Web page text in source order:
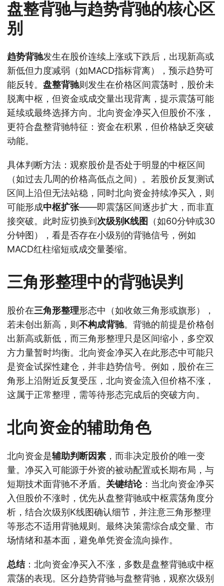
盘整背驰与趋势背驰的核心区
别
趋势背驰发生在股价连续上涨或下跌后，出现新高或
新低但力度减弱（如MACD指标背离），预示趋势可
能反转。 盘整背驰则发生在价格区间震荡时，股价未
脱离中枢，但资金或成交量出现背离，提示震荡可能
延续或最终选择方向。北向资金净买入但股价不涨，
更符合盘整背驰特征：资金在积累，但价格缺乏突破
动能。
具体判断方法：观察股价是否处于明显的中枢区间
（如过去几周的价格高低点之间）。若股价反复测试
区间上沿但无法站稳，同时北向资金持续净买入，则
可能形成中枢扩张——即震荡区间逐步扩大，而非直
接突破。此时应切换到次级别K线图 （如60分钟或30
分钟图），看是否存在小级别的背驰信号，例如
MACD红柱缩短或成交量萎缩。
三角形整理中的背驰误判
股价在三角形整理形态中（如收敛三角形或旗形），
若未创出新高，则不构成背驰。背驰的前提是价格创
出新高或新低，而三角形整理只是区间缩小，多空双
方力量暂时均衡。北向资金净买入在此形态中可能只
是资金试探性建仓，并非趋势信号。例如，股价在三
角形上沿附近反复受压，北向资金流入但价格不涨，
这属于正常整理，需等待形态完成后的突破方向。
北向资金的辅助角色
北向资金是辅助判断因素 ，而非决定股价的唯一变
量。净买入可能源于外资的被动配置或长期布局，与
短期技术面背驰不矛盾。 关键结论：当北向资金净买
入但股价不涨时，优先从盘整背驰或中枢震荡角度分
析，结合次级别K线图确认细节，并注意三角形整理
等形态不适用背驰规则。最终决策需综合成交量、市
场情绪和基本面，避免单凭资金流向操作。
总结：北向资金净买入不涨，多数是盘整背驰或中枢
震荡的表现。区分趋势背驰与盘整背驰，观察次级别